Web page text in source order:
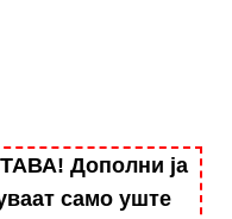
Дополни ја
само уште